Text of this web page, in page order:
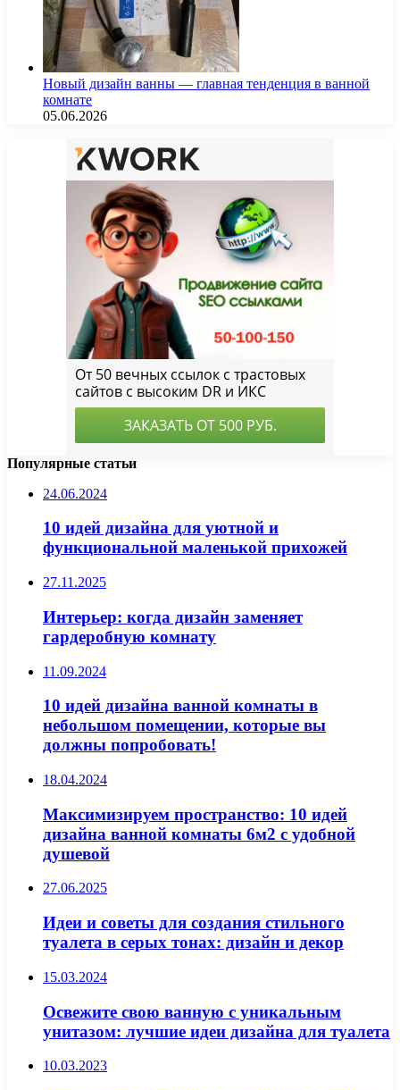
Новый дизайн ванны — главная тенденция в ванной
комнате
05.06.2026
Популярные статьи
24.06.2024
10 идей дизайна для уютной и
функциональной маленькой прихожей
27.11.2025
Интерьер: когда дизайн заменяет
гардеробную комнату
11.09.2024
10 идей дизайна ванной комнаты в
небольшом помещении, которые вы
должны попробовать!
18.04.2024
Максимизируем пространство: 10 идей
дизайна ванной комнаты 6м2 с удобной
душевой
27.06.2025
Идеи и советы для создания стильного
туалета в серых тонах: дизайн и декор
15.03.2024
Освежите свою ванную с уникальным
унитазом: лучшие идеи дизайна для туалета
10.03.2023